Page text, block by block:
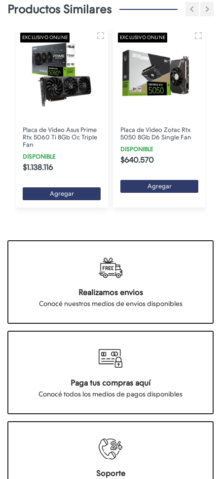
Productos Similares
EXCLUSIVO ONLINE
Placa de Video Asus Prime
Rtx 5060 Ti 8Gb Oc Triple
Fan
DISPONIBLE
$1.138.116
Agregar
EXCLUSIVO ONLINE
Placa de Video Zotac Rtx
5050 8Gb D6 Single Fan
DISPONIBLE
$640.570
Agregar
Realizamos envios
Conocé nuestros medios de envios disponibles
Paga tus compras aquí
Conocé todos los medios de pagos disponibles
Soporte